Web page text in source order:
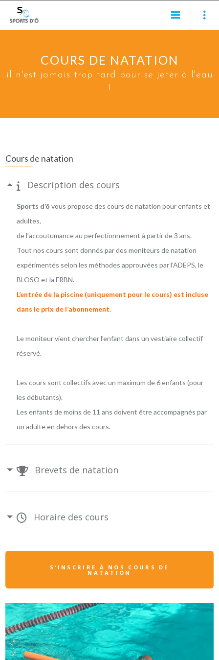
COURS DE NATATION
il n'est jamais trop tard pour se jeter à l'eau
!
Cours de natation
Description des cours
Sports d’ô vous propose des cours de natation pour enfants et
adultes,
de l’accoutumance au perfectionnement à partir de 3 ans.
Tout nos cours sont donnés par des moniteurs de natation
expérimentés selon les méthodes approuvées par l’ADEPS, le
BLOSO et la FRBN.
L’entrée de la piscine (uniquement pour le cours) est incluse
dans le prix de l’abonnement.
Le moniteur vient chercher l’enfant dans un vestiaire collectif
réservé.
Les cours sont collectifs avec un maximum de 6 enfants (pour
les débutants).
Les enfants de moins de 11 ans doivent être accompagnés par
un adulte en dehors des cours.
Brevets de natation
Horaire des cours
S’INSCRIRE À NOS COURS DE
NATATION